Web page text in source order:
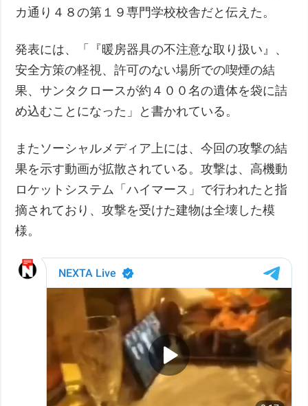
カ通り４８の第１９専門学校校舎だと伝えた。
発表には、「『暖房器具の不注意な取り扱い』、
安全方策の軽視、許可のない場所での喫煙の結
果、サンタクロースが約４００名の遺体を袋に詰
め込むことになった」と書かれている。
またソーシャルメディア上には、今回の攻撃の結
果を示す動画が拡散されている。攻撃は、高機動
ロケットシステム「ハイマース」で行われたと指
摘されており、攻撃を受けた建物は全壊した模
様。